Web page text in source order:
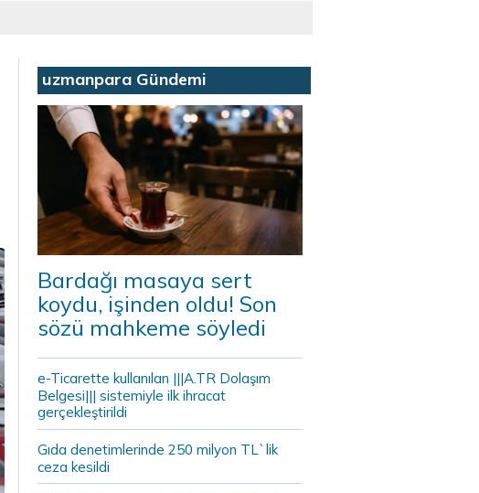
uzmanpara Gündemi
Bardağı masaya sert
koydu, işinden oldu! Son
sözü mahkeme söyledi
e-Ticarette kullanılan |||A.TR Dolaşım
Belgesi||| sistemiyle ilk ihracat
gerçekleştirildi
Gıda denetimlerinde 250 milyon TL`lik
ceza kesildi